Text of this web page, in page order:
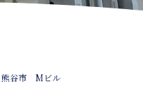
熊谷市 Mビル